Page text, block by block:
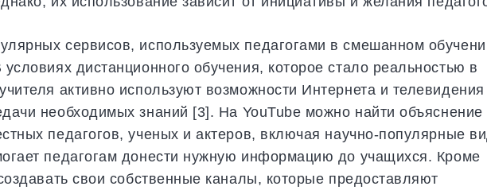
сервисов, используемых педагогами в смешанном
дистанционного обучения, которое стало реальностью в
активно используют возможности Интернета и телевидения
необходимых знаний [3]. На YouTube можно найти объяснение
педагогов, ученых и актеров, включая научно-популярные
педагогам донести нужную информацию до учащихся. Кроме
свои собственные каналы, которые предоставляют